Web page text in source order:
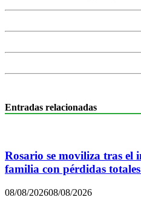
Entradas relacionadas
Rosario se moviliza tras el
familia con pérdidas
08/08/202608/08/2026